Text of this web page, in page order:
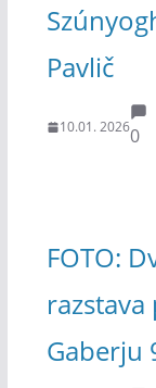
Pavlič
10.01. 20260
FOTO:
razstava
Gaberju